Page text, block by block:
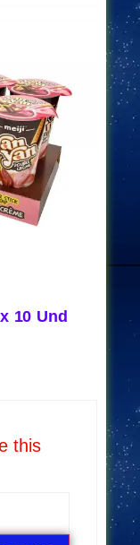
10 Und
this